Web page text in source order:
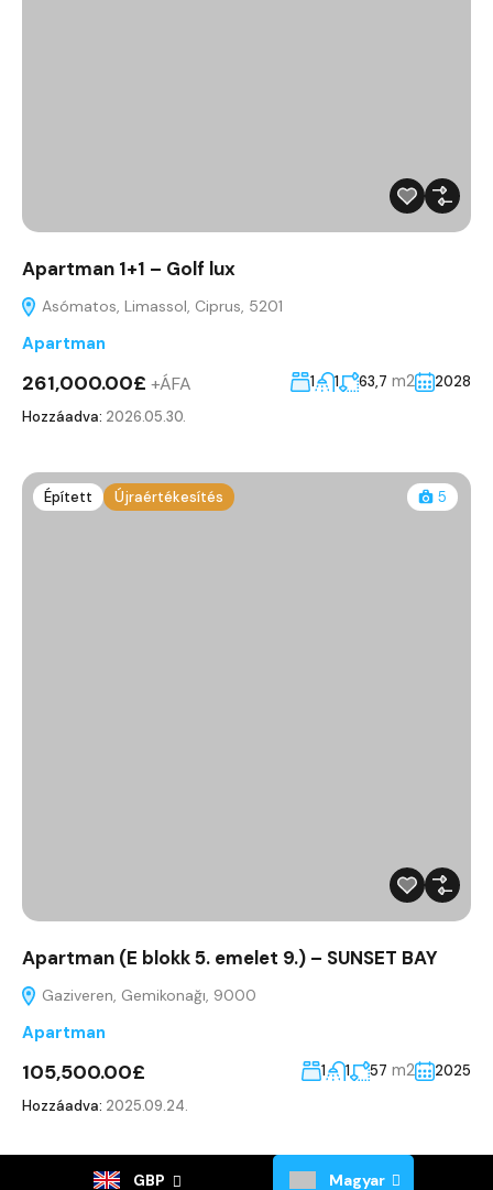
Apartman 1+1 – Golf lux
Asómatos, Limassol, Ciprus, 5201
Apartman
261,000.00£ +ÁFA 1 1 63,7 m2
2028
Hozzáadva: 2026.05.30.
Épített Újraértékesítés 5
Apartman (E blokk 5. emelet 9.) – SUNSET BAY
Gaziveren, Gemikonağı, 9000
Apartman
105,500.00£ 1 1 57 m2
2025
Hozzáadva: 2025.09.24.
GBP Magyar